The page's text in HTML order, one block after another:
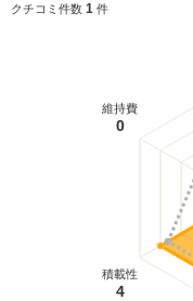
クチコミ件数 1 件
積載性
4
維持費
0